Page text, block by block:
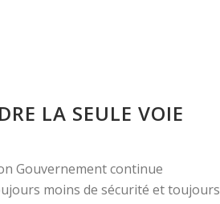
LA SEULE VOIE
Gouvernement continue
moins de sécurité et toujours